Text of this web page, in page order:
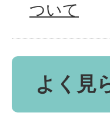
ついて
よく見